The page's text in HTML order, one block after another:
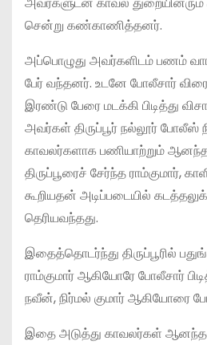
சென்று கண்காணித்தனர்.
அப்பொழுது அவர்களிடம் பணம்
பேர் வந்தனர். உடனே போலீசார்
இரண்டு பேரை மடக்கி பிடித்து
அவர்கள் திருப்பூர் நல்லூர்
காவலர்களாக பணியாற்றும்
திருப்பூரைச் சேர்ந்த ராம்குமார்,
கூறியதன் அடிப்படையில்
தெரியவந்தது.
இதைத்தொடர்ந்து திருப்பூரில்
ராம்குமார் ஆகியோரே போலீசார்
நவீன், நிர்மல் குமார் ஆகியோரை
இதை அடுத்து காவலர்கள்